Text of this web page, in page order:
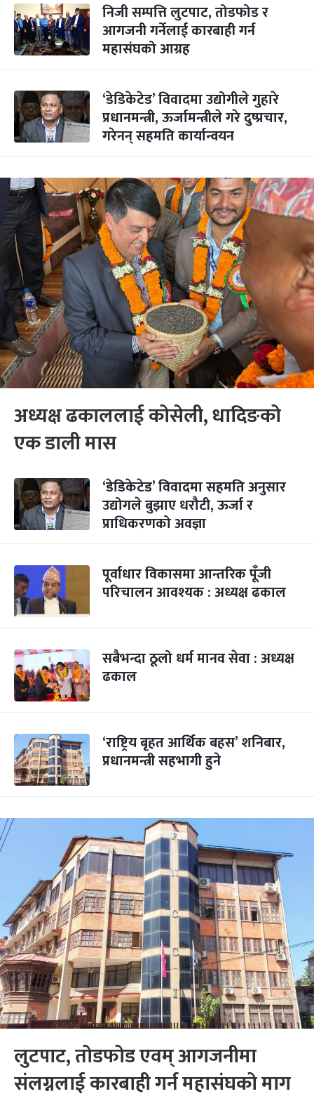
निजी सम्पत्ति लुटपाट, तोडफोड र
आगजनी गर्नेलाई कारबाही गर्न
महासंघको आग्रह
‘डेडिकेटेड’ विवादमा उद्योगीले गुहारे
प्रधानमन्त्री, ऊर्जामन्त्रीले गरे दुष्प्रचार,
गरेनन् सहमति कार्यान्वयन
अध्यक्ष ढकाललाई कोसेली, धादिङको
एक डाली मास
‘डेडिकेटेड’ विवादमा सहमति अनुसार
उद्योगले बुझाए धरौटी, ऊर्जा र
प्राधिकरणको अवज्ञा
पूर्वाधार विकासमा आन्तरिक पूँजी
परिचालन आवश्यक : अध्यक्ष ढकाल
सबैभन्दा ठूलो धर्म मानव सेवा : अध्यक्ष
ढकाल
‘राष्ट्रिय बृहत आर्थिक बहस’ शनिबार,
प्रधानमन्त्री सहभागी हुने
लुटपाट, तोडफोड एवम् आगजनीमा
संलग्नलाई कारबाही गर्न महासंघको माग